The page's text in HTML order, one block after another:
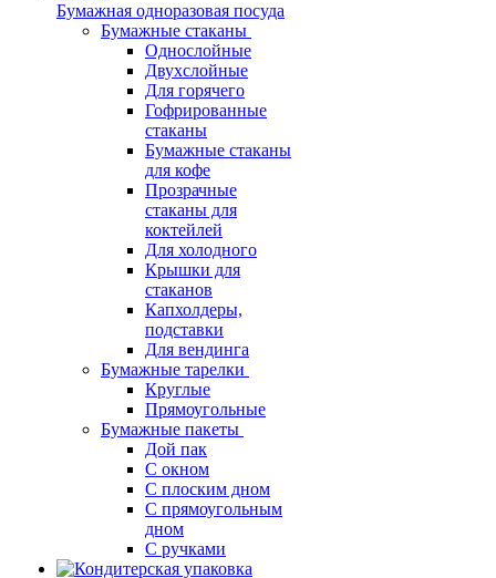
Бумажная одноразовая посуда
Бумажные стаканы
Однослойные
Двухслойные
Для горячего
Гофрированные
стаканы
Бумажные стаканы
для кофе
Прозрачные
стаканы для
коктейлей
Для холодного
Крышки для
стаканов
Капхолдеры,
подставки
Для вендинга
Бумажные тарелки
Круглые
Прямоугольные
Бумажные пакеты
Дой пак
С окном
С плоским дном
С прямоугольным
дном
С ручками